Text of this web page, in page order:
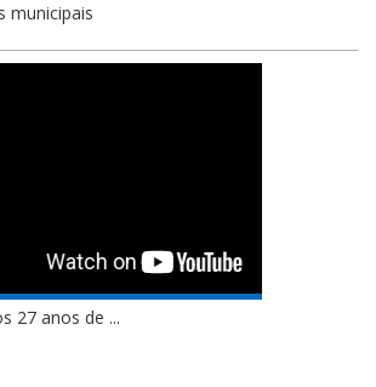
municipais
27 anos de ...